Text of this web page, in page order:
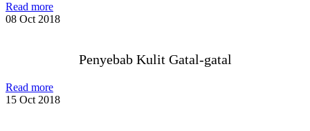
Read more
08 Oct 2018
Penyebab Kulit Gatal-gatal
Read more
15 Oct 2018